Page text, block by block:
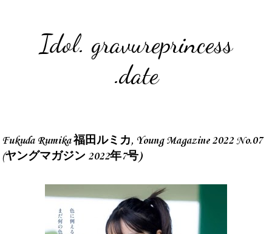
Idol. gravureprincess
.date
Fukuda Rumika 福田ルミカ, Young Magazine 2022 No.07
(ヤングマガジン 2022年7号)